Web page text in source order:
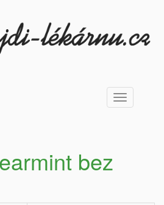
Toggle
navigation
bez